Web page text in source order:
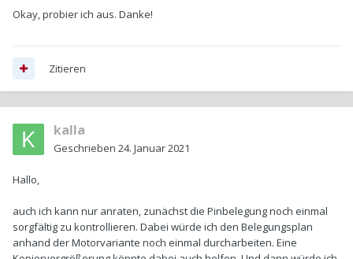
Okay, probier ich aus. Danke!
Zitieren
kalla
Geschrieben 24. Januar 2021
Hallo,
auch ich kann nur anraten, zunächst die Pinbelegung noch einmal
sorgfältig zu kontrollieren. Dabei würde ich den Belegungsplan
anhand der Motorvariante noch einmal durcharbeiten. Eine